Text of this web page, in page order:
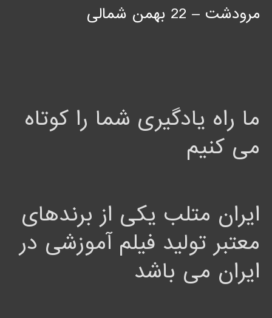
مرودشت – 22 بهمن شمالی
ما راه یادگیری شما را کوتاه
می کنیم
ایران متلب یکی از برندهای
معتبر تولید فیلم آموزشی در
ایران می باشد